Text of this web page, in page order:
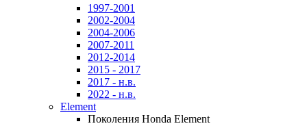
1997-2001
2002-2004
2004-2006
2007-2011
2012-2014
2015 - 2017
2017 - н.в.
2022 - н.в.
Element
Поколения Honda Element